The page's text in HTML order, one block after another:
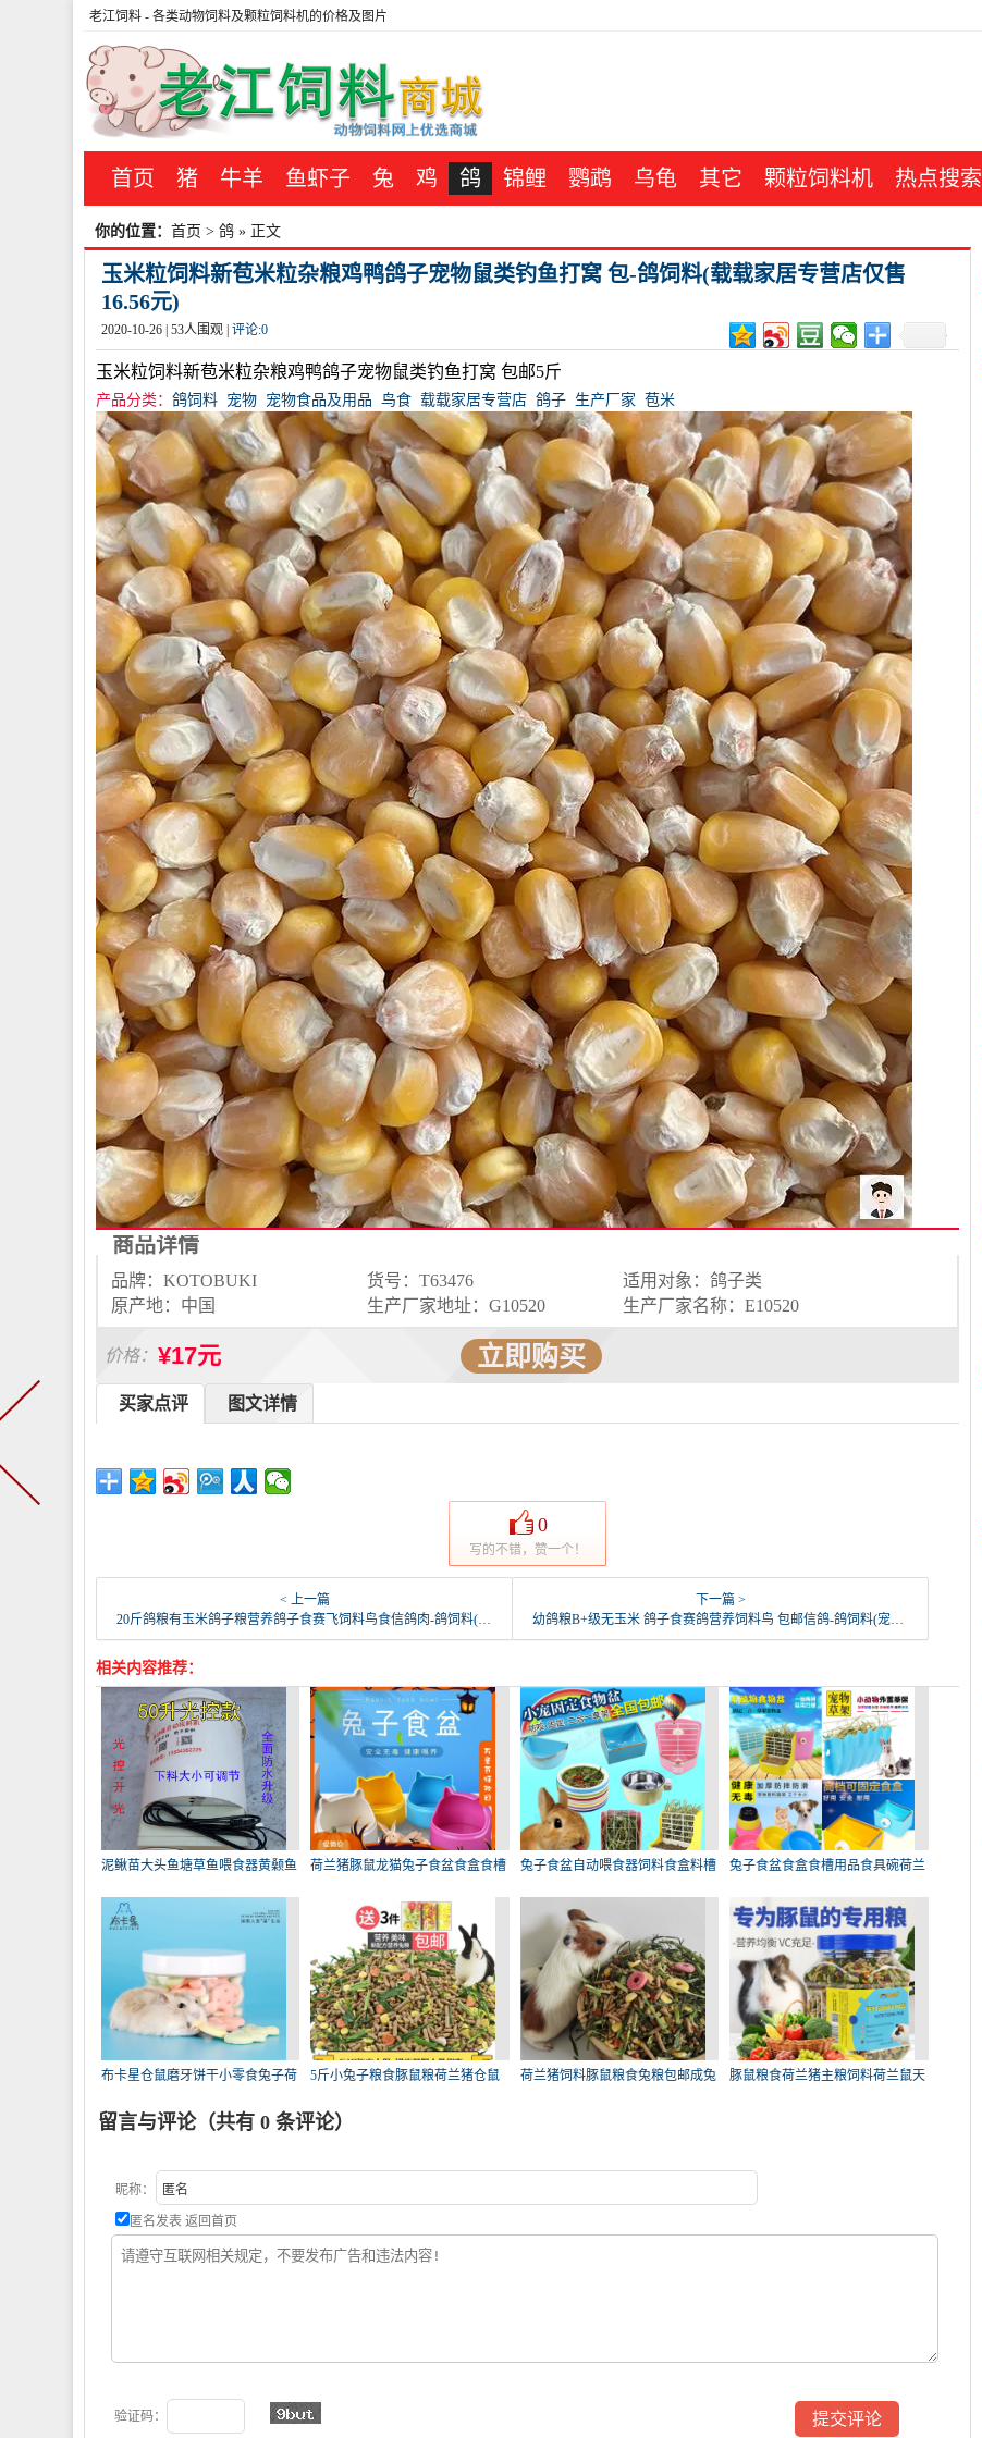
老江饲料 - 各类动物饲料及颗粒饲料机的价格及图片
首页 猪 牛羊 鱼虾子 兔 鸡 鸽 锦鲤 鹦鹉 乌龟 其它 颗粒饲料机 热点搜索
你的位置： 首页 > 鸽 » 正文
玉米粒饲料新苞米粒杂粮鸡鸭鸽子宠物鼠类钓鱼打窝 包-鸽饲料(载载家居专营店仅售
16.56元)
2020-10-26 | 53人围观 | 评论:0
玉米粒饲料新苞米粒杂粮鸡鸭鸽子宠物鼠类钓鱼打窝 包邮5斤
产品分类： 鸽饲料 宠物 宠物食品及用品 鸟食 载载家居专营店 鸽子 生产厂家 苞米
商品详情
品牌：KOTOBUKI 货号：T63476
适用对象：鸽子类
原产地：中国
生产厂家地址：G10520 生产厂家名称：E10520
价格： ¥17元 立即购买
图文详情
买家点评
0
写的不错，赞一个！
< 上一篇
20斤鸽粮有玉米鸽子粮营养鸽子食赛飞饲料鸟食信鸽肉-鸽饲料(载载家居专营店仅售57.34元)
下一篇 >
幼鸽粮B+级无玉米 鸽子食赛鸽营养饲料鸟 包邮信鸽-鸽饲料(宠小件旗舰店仅售21.6元)
相关内容推荐：
泥鳅苗大头鱼塘草鱼喂食器黄颡鱼
饲
荷兰猪豚鼠龙猫兔子食盆食盒食槽
兔子食盆自动喂食器饲料食盒料槽
龙
兔子食盆食盒食槽用品食具碗荷兰
布卡星仓鼠磨牙饼干小零食兔子荷
5斤小兔子粮食豚鼠粮荷兰猪仓鼠
荷兰猪饲料豚鼠粮食兔粮包邮成兔
豚鼠粮食荷兰猪主粮饲料荷兰鼠天
留言与评论（共有 0 条评论）
昵称：
匿名发表 返回首页
验证码：